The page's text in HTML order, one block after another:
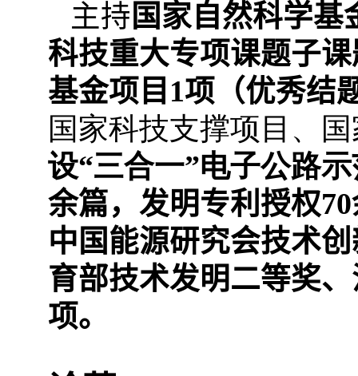
主持 国家自然科学基
科技重大专项课题子
基金项目 1项（优秀结
国家科技支撑项目、
设“三合一”电子公路
余篇，发明专利授权70
中国能源研究会技术
育部技术发明二等奖
项。